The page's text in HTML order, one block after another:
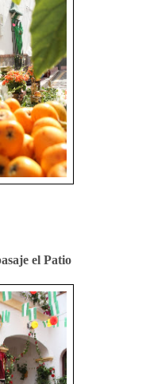
el Patio